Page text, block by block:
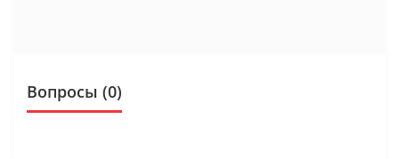
Вопросы (0)